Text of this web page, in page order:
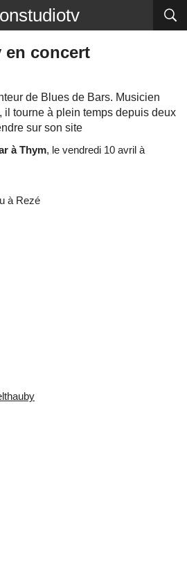
en concert
de Blues de Bars. Musicien
il tourne à plein temps depuis deux
sur son site
à Thym, le vendredi 10 avril à
à Rezé